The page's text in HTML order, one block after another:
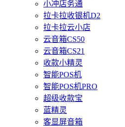
小冲店务通
拉卡拉收银机D2
拉卡拉云小店
云音箱CS50
云音箱CS21
收款小精灵
智能POS机
智能POS机PRO
超级收款宝
蓝精灵
客显屏音箱